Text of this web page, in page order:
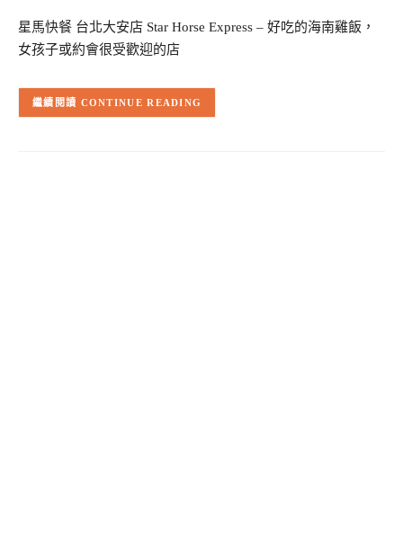
星馬快餐 台北大安店 Star Horse Express – 好吃的海南雞飯，
女孩子或約會很受歡迎的店
CONTINUE READING